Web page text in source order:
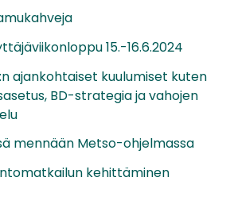
15.-16.6.2024
ajankohtaiset kuulumiset kuten
BD-strategia ja vahojen
mennään Metso-ohjelmassa
kehittäminen